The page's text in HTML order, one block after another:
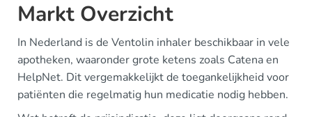
Markt Overzicht
In Nederland is de Ventolin inhaler beschikbaar in vele
apotheken, waaronder grote ketens zoals Catena en
HelpNet. Dit vergemakkelijkt de toegankelijkheid voor
patiënten die regelmatig hun medicatie nodig hebben.